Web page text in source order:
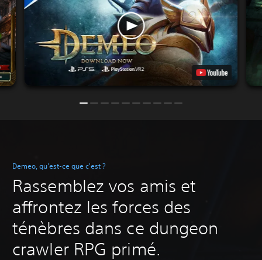
Demeo, qu'est-ce que c'est ?
Rassemblez vos amis et
affrontez les forces des
ténèbres dans ce dungeon
crawler RPG primé.